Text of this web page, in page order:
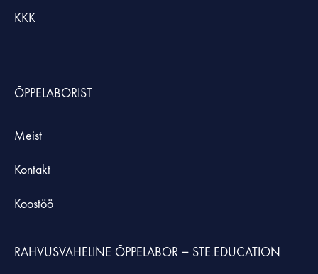
KKK
ÕPPELABORIST
Meist
Kontakt
Koostöö
RAHVUSVAHELINE ÕPPELABOR = STE.EDUCATION